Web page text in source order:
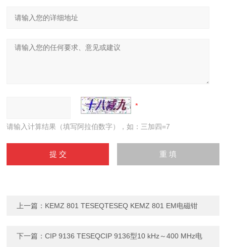
请输入计算结果（填写阿拉伯数字），如：三加四=7
上一篇： KEMZ 801 TESEQTESEQ KEMZ 801 EM电磁钳
下一篇：CIP 9136 TESEQCIP 9136型10 kHz～400 MHz电